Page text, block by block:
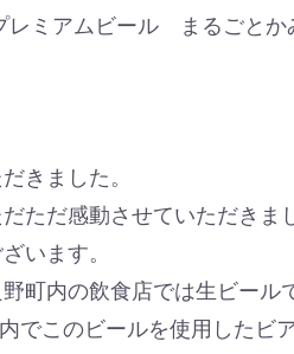
レミアムビール まるごとか
きました。
ただ感動させていただきま
います。
町内の飲食店では生ビール
でこのビールを使用したビ